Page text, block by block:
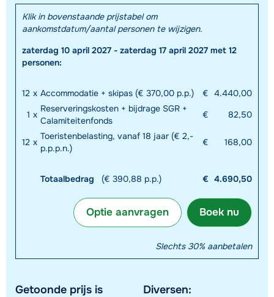
Klik in bovenstaande prijstabel om
aankomstdatum/aantal personen te wijzigen.
zaterdag 10 april 2027 - zaterdag 17 april 2027 met 12
personen:
12 x Accommodatie + skipas (€ 370,00 p.p.) € 4.440,00
1 x
Reserveringskosten + bijdrage SGR +
Calamiteitenfonds
€ 82,50
12 x
Toeristenbelasting, vanaf 18 jaar (€ 2,-
p.p.p.n.)
€ 168,00
Totaalbedrag (€ 390,88 p.p.) € 4.690,50
Boek nu
Optie aanvragen
Slechts 30% aanbetalen
Getoonde prijs is
Diversen: